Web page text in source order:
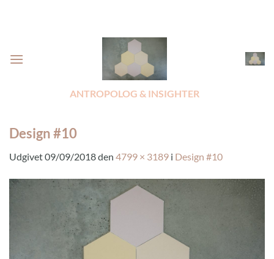
ANTROPOLOG & INSIGHTER
Design #10
Udgivet09/09/2018den 4799 × 3189 i Design #10